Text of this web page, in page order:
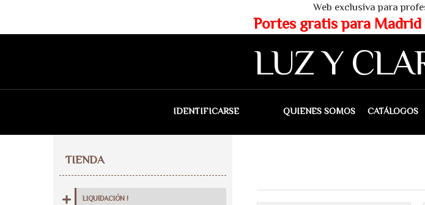
Web exclusiva para profesionales - Teléfono.: 91
Portes gratis para Madrid a partir de 75€ y
LUZ Y
IDENTIFICARSE QUIENES SOMOS CATÁLOGOS
TIENDA
LIQUIDACIÓN !